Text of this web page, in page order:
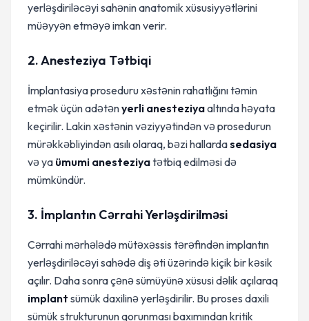
yerləşdiriləcəyi sahənin anatomik xüsusiyyətlərini
müəyyən etməyə imkan verir.
2. Anesteziya Tətbiqi
İmplantasiya proseduru xəstənin rahatlığını təmin
etmək üçün adətənyerli anesteziyaaltında həyata
keçirilir. Lakin xəstənin vəziyyətindən və prosedurun
mürəkkəbliyindən asılı olaraq, bəzi hallardasedasiya
və ya ümumi anesteziyatətbiq edilməsi də
mümkündür.
3. İmplantın Cərrahi Yerləşdirilməsi
Cərrahi mərhələdə mütəxəssis tərəfindən implantın
yerləşdiriləcəyi sahədə diş əti üzərində kiçik bir kəsik
açılır. Daha sonra çənə sümüyünə xüsusi dəlik açılaraq
implant sümük daxilinə yerləşdirilir. Bu proses daxili
sümük strukturunun qorunması baxımından kritik